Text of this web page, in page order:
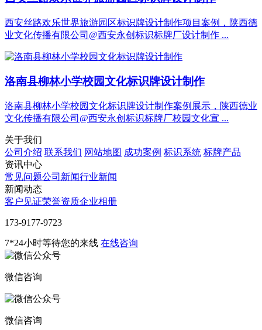
西安丝路欢乐世界旅游园区标识牌设计制作项目案例，陕西德
业文化传播有限公司@西安永创标识标牌厂设计制作 ...
洛南县柳林小学校园文化标识牌设计制作
洛南县柳林小学校园文化标识牌设计制作案例展示，陕西德业
文化传播有限公司@西安永创标识标牌厂校园文化宣 ...
关于我们
公司介绍 联系我们 网站地图 成功案例 标识系统 标牌产品
资讯中心
常见问题公司新闻行业新闻
新闻动态
客户见证荣誉资质企业相册
‭173-9177-9723
7*24小时等待您的来线 在线咨询
微信咨询
微信咨询